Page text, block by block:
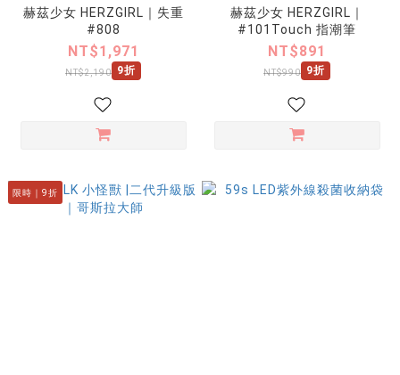
赫茲少女 HERZGIRL｜失重
#808
NT$1,971
NT$2,190 9折
赫茲少女 HERZGIRL｜
#101Touch 指潮筆
NT$891
NT$990 9折
限時｜9折